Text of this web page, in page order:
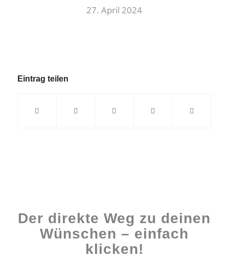
27. April 2024
Eintrag teilen
Der direkte Weg zu deinen
Wünschen – einfach
klicken!